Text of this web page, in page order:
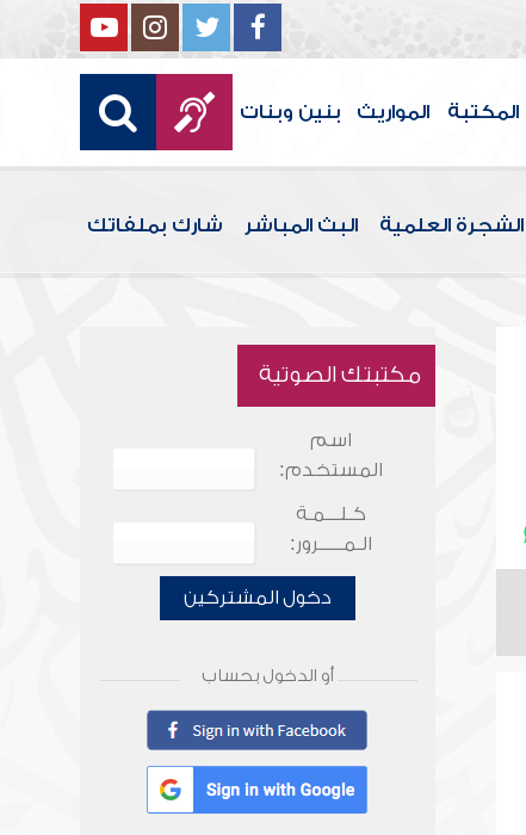
المكتبة المواريث بنين وبنات
الشجرة العلمية البث المباشر شارك بملفاتك
مكتبتك الصوتية
اسم
المستخدم:
كـلـــمـة
الـمـــــرور:
دخول المشتركين
أو الدخول بحساب